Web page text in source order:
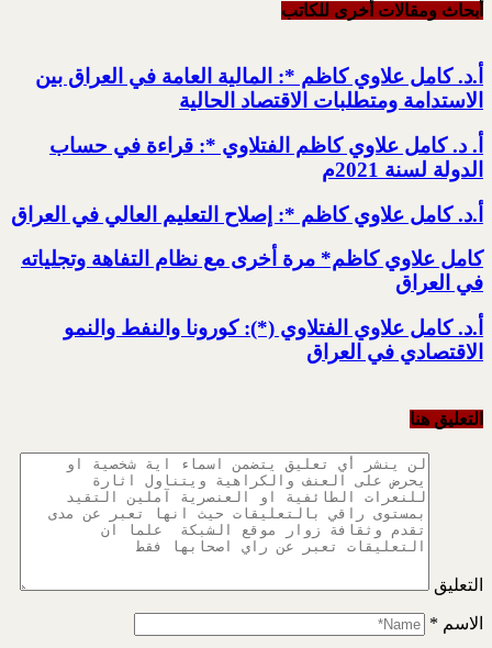
أبحاث ومقالات أخرى للکاتب
أ.د. كامل علاوي كاظم *: المالية العامة في العراق بين
الاستدامة ومتطلبات الاقتصاد الحالية
أ. د. كامل علاوي كاظم الفتلاوي *: قراءة في حساب
الدولة لسنة 2021م
أ.د. كامل علاوي كاظم *: إصلاح التعليم العالي في العراق
كامل علاوي كاظم* مرة أخرى مع نظام التفاهة وتجلياته
في العراق
أ.د. كامل علاوي الفتلاوي (*): كورونا والنفط والنمو
الاقتصادي في العراق
التعليق هنا
التعليق
الاسم *